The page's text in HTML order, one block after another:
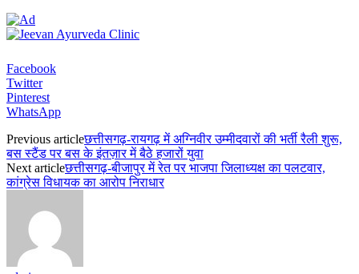
Facebook
Twitter
Pinterest
WhatsApp
Previous articleछत्तीसगढ़-रायगढ़ में अग्निवीर उम्मीदवारों की भर्ती रैली शुरू,
बस स्टैंड पर बस के इंतज़ार में बैठे हजारों युवा
Next articleछत्तीसगढ़-बीजापुर में रेत पर भाजपा जिलाध्यक्ष का पलटवार,
कांग्रेस विधायक का आरोप निराधार